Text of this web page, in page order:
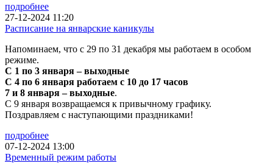
подробнее
27-12-2024 11:20
Расписание на январские каникулы
Напоминаем, что с 29 по 31 декабря мы работаем в особом
режиме.
С 1 по 3 января – выходные
С 4 по 6 января работаем с 10 до 17 часов
7 и 8 января – выходные.
С 9 января возвращаемся к привычному графику.
Поздравляем с наступающими праздниками!
подробнее
07-12-2024 13:00
Временный режим работы